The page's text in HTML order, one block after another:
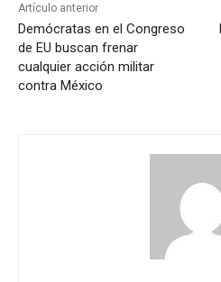
Artículo anterior
Demócratas en el Congreso
de EU buscan frenar
cualquier acción militar
contra México